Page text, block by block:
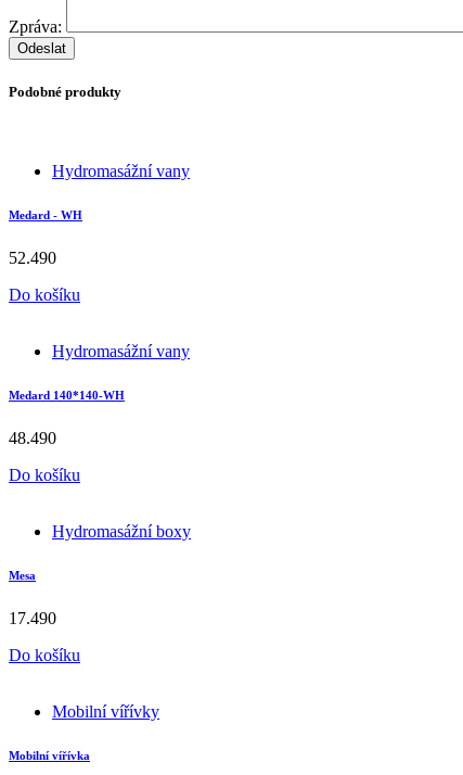
Zpráva:
Podobné produkty
Hydromasážní vany
Medard - WH
52.490
Do košíku
Hydromasážní vany
Medard 140*140-WH
48.490
Do košíku
Hydromasážní boxy
Mesa
17.490
Do košíku
Mobilní vířívky
Mobilní vířívka